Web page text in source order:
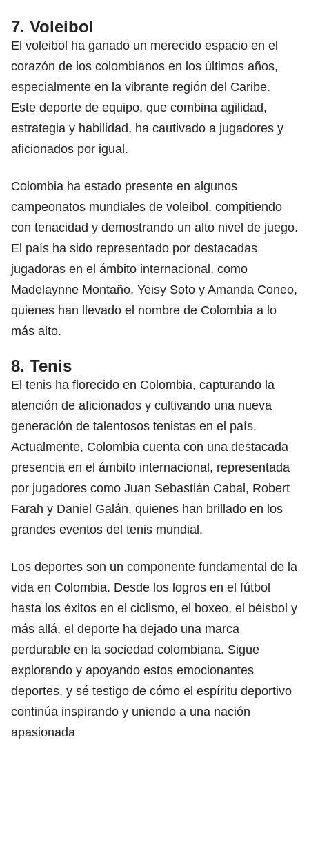
7. Voleibol
El voleibol ha ganado un merecido espacio en el
corazón de los colombianos en los últimos años,
especialmente en la vibrante región del Caribe.
Este deporte de equipo, que combina agilidad,
estrategia y habilidad, ha cautivado a jugadores y
aficionados por igual.
Colombia ha estado presente en algunos
campeonatos mundiales de voleibol, compitiendo
con tenacidad y demostrando un alto nivel de juego.
El país ha sido representado por destacadas
jugadoras en el ámbito internacional, como
Madelaynne Montaño, Yeisy Soto y Amanda Coneo,
quienes han llevado el nombre de Colombia a lo
más alto.
8. Tenis
El tenis ha florecido en Colombia, capturando la
atención de aficionados y cultivando una nueva
generación de talentosos tenistas en el país.
Actualmente, Colombia cuenta con una destacada
presencia en el ámbito internacional, representada
por jugadores como Juan Sebastián Cabal, Robert
Farah y Daniel Galán, quienes han brillado en los
grandes eventos del tenis mundial.
Los deportes son un componente fundamental de la
vida en Colombia. Desde los logros en el fútbol
hasta los éxitos en el ciclismo, el boxeo, el béisbol y
más allá, el deporte ha dejado una marca
perdurable en la sociedad colombiana. Sigue
explorando y apoyando estos emocionantes
deportes, y sé testigo de cómo el espíritu deportivo
continúa inspirando y uniendo a una nación
apasionada